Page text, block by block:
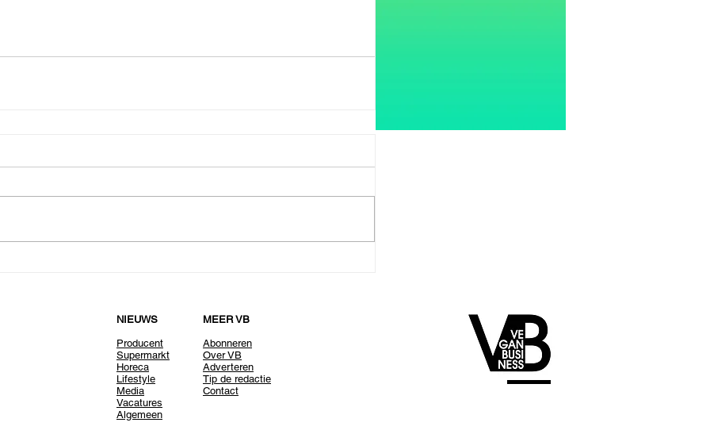
NIEUWS
Producent
Supermarkt
Horeca
Lifestyle
Media
Vacatures
Algemeen
MEER VB
Abonneren
Over VB
Adverteren
Tip de redactie
Contact